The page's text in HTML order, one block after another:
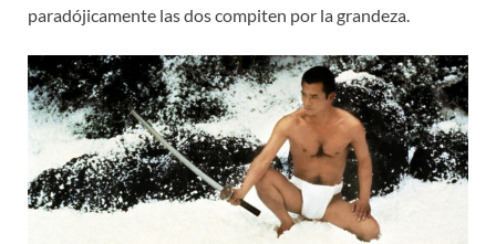
paradójicamente las dos compiten por la grandeza.